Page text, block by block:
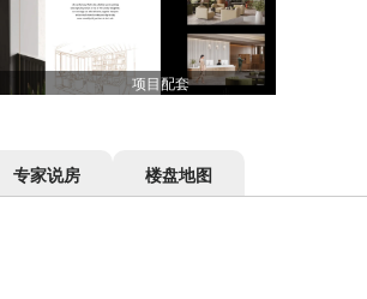
项目配套
专家说房 楼盘地图